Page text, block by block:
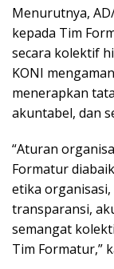
Menurutnya,
kepada Tim
secara kolektif
KONI
menerapkan
akuntabel, dan
“Aturan
Formatur
etika
transparansi,
semangat
Tim Formatur,”